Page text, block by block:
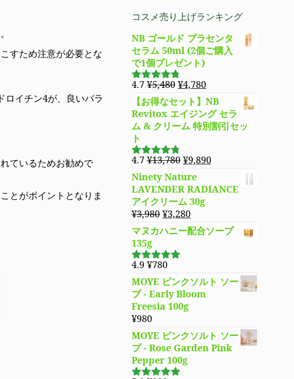
すため注意が必要とな
ロイチン4が、良いバラ
ているためお勧めで
とがポイントとなりま
た。
す。
価
格
は
¥5,480
で
し
た。
の
価
格
は
す。
コスメ売り上げランキング
NB ゴールド プラセンタ
セラム 50ml (2個ご購入
で1個プレゼント)
5段階で
4.69の評
価
4.7 ¥5,480 元
価
格
は
¥5,480
で
た。
¥4,780現
在
の
価
格
¥4,780
【お得なセット】NB
Revitox エイジング セラ
ム & クリーム 特別割引セッ
ト
5段階で
4.70
の評
価
4.7 ¥13,780 元
価
格
は
¥13,780
で
¥9,890現
の
価
¥9,890
Ninety Nature
LAVENDER RADIANCE
アイクリーム 30g
¥3,980 元
の
価
格
は
¥3,980
で
し
た。
¥3,280現
在
の
¥3,280
で
マヌカハニー配合ソープ
135g
5段階で
4.94の評価
4.9 ¥780
MOYE ピンクソルト ソー
プ - Early Bloom
Freesia 100g
¥980
MOYE ピンクソルト ソー
プ - Rose Garden Pink
Pepper 100g